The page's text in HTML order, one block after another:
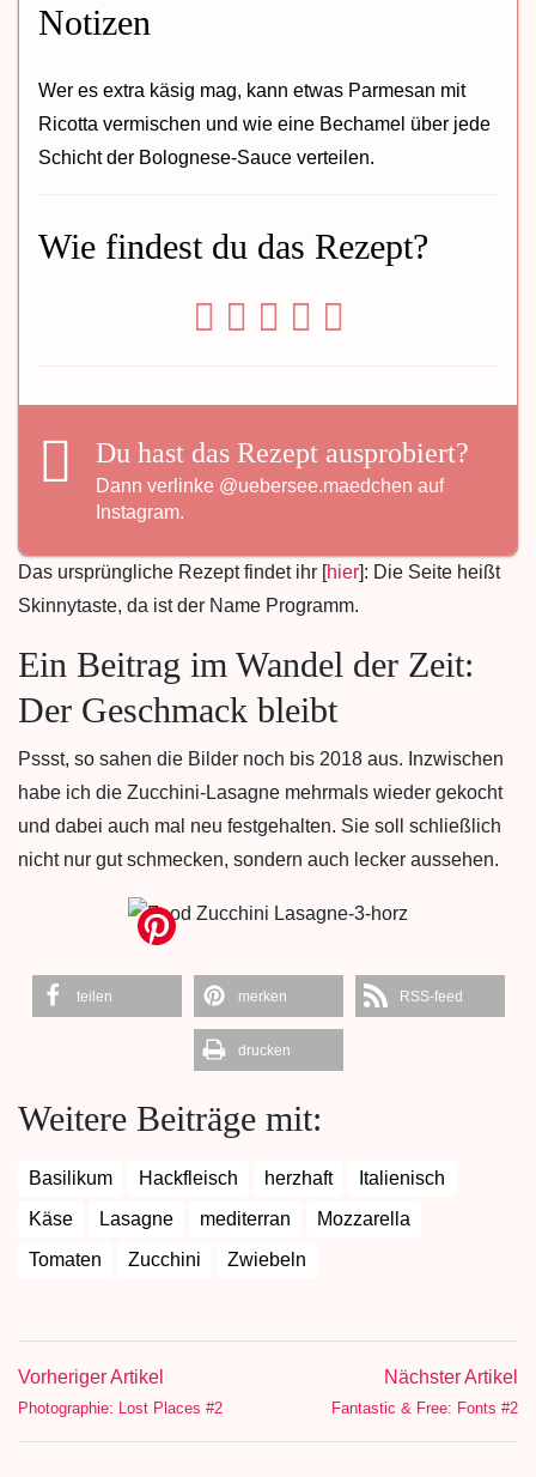
Notizen
Wer es extra käsig mag, kann etwas Parmesan mit
Ricotta vermischen und wie eine Bechamel über jede
Schicht der Bolognese-Sauce verteilen.
Wie findest du das Rezept?
Du hast das Rezept ausprobiert?
Dann verlinke @uebersee.maedchen auf
Instagram.
Das ursprüngliche Rezept findet ihr [hier]: Die Seite heißt
Skinnytaste, da ist der Name Programm.
Ein Beitrag im Wandel der Zeit:
Der Geschmack bleibt
Pssst, so sahen die Bilder noch bis 2018 aus. Inzwischen
habe ich die Zucchini-Lasagne mehrmals wieder gekocht
und dabei auch mal neu festgehalten. Sie soll schließlich
nicht nur gut schmecken, sondern auch lecker aussehen.
teilen merken RSS-feed
drucken
Weitere Beiträge mit:
Basilikum Hackfleisch herzhaft
Italienisch
Käse
Lasagne mediterran
Mozzarella
Tomaten
Zucchini Zwiebeln
Vorheriger Artikel
Photographie: Lost Places #2
Nächster Artikel
Fantastic & Free: Fonts #2